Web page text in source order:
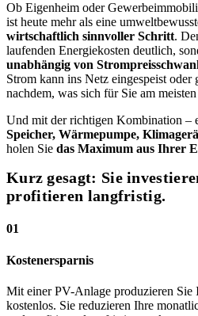
Ob Eigenheim oder
ist heute mehr als eine
wirtschaftlich sinnvoller Schritt.
laufenden Energiekosten deutlich,
unabhängig von
Strom kann ins Netz eingespeist oder
nachdem, was sich für Sie am
Und mit der richtigen Kombination –
Speicher, Wärmepumpe,
holen Sie das Maximum aus Ihrer
Kurz gesagt: Sie
profitieren langfristig.
01
Kostenersparnis
Mit einer PV-Anlage produzieren Sie
kostenlos. Sie reduzieren Ihre